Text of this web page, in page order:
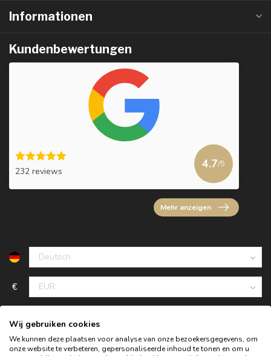
Informationen
Kundenbewertungen
232 reviews
4.7/5
Mehr anzeigen
€
Wij gebruiken cookies
We kunnen deze plaatsen voor analyse van onze bezoekersgegevens, om
onze website te verbeteren, gepersonaliseerde inhoud te tonen en om u